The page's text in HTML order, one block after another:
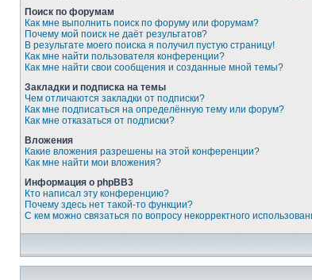
Поиск по форумам
Как мне выполнить поиск по форуму или форумам?
Почему мой поиск не даёт результатов?
В результате моего поиска я получил пустую страницу!
Как мне найти пользователя конференции?
Как мне найти свои сообщения и созданные мной темы?
Закладки и подписка на темы
Чем отличаются закладки от подписки?
Как мне подписаться на определённую тему или форум?
Как мне отказаться от подписки?
Вложения
Какие вложения разрешены на этой конференции?
Как мне найти мои вложения?
Информация о phpBB3
Кто написал эту конференцию?
Почему здесь нет такой-то функции?
С кем можно связаться по вопросу некорректного